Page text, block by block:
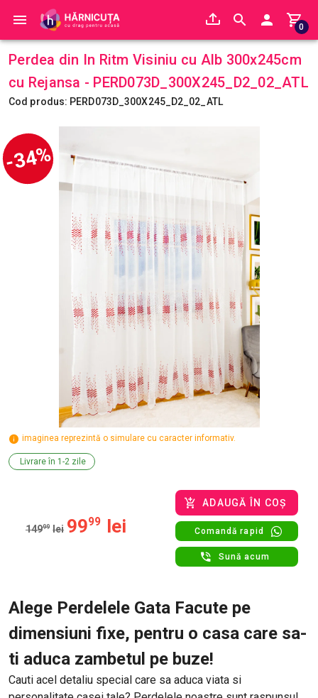
0
Perdea din In Ritm Visiniu cu Alb 300x245cm
cu Rejansa - PERD073D_300X245_D2_02_ATL
Cod produs: PERD073D_300X245_D2_02_ATL
-34%
imaginea reprezintă o simulare cu caracter informativ.
Livrare în 1-2 zile
14999 lei 9999 lei
ADAUGĂ ÎN COȘ
Comandă rapid
Sună acum
Alege Perdelele Gata Facute pe
dimensiuni fixe, pentru o casa care sa-
ti aduca zambetul pe buze!
Cauti acel detaliu special care sa aduca viata si